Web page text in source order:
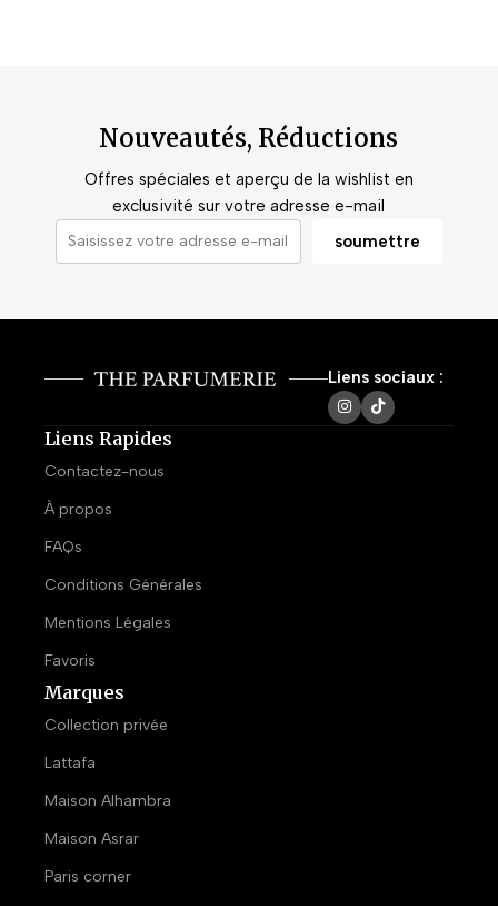
Nouveautés, Réductions
Offres spéciales et aperçu de la wishlist en
exclusivité sur votre adresse e-mail
Liens sociaux :
Liens Rapides
Contactez-nous
À propos
FAQs
Conditions Générales
Mentions Légales
Favoris
Marques
Collection privée
Lattafa
Maison Alhambra
Maison Asrar
Paris corner